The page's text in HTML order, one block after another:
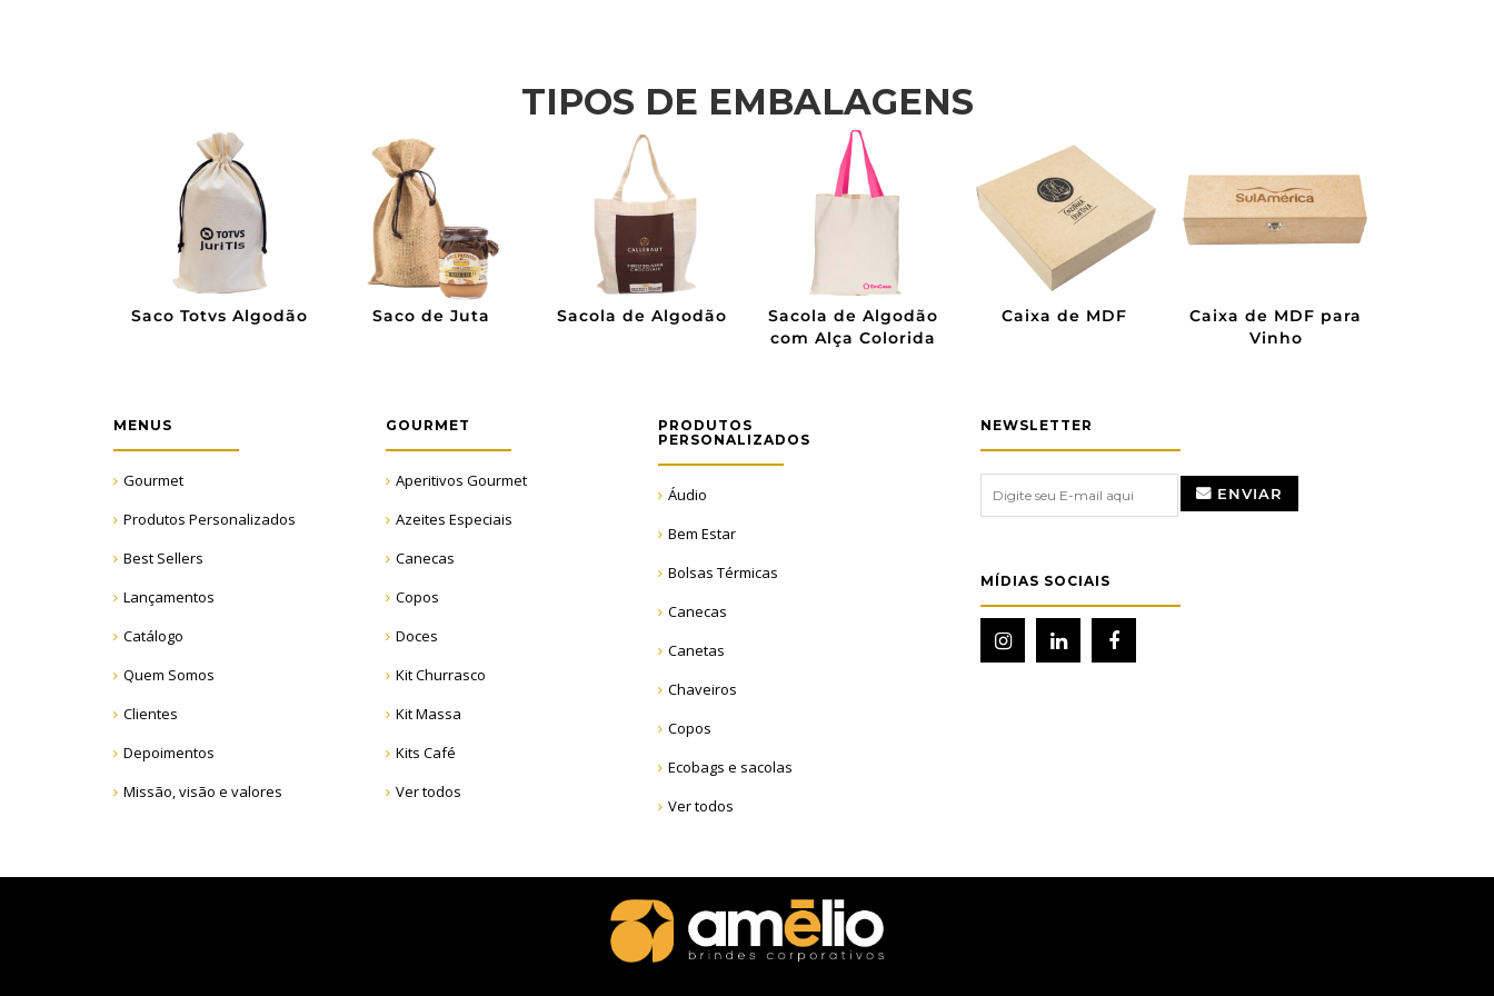
TIPOS DE EMBALAGENS
Caixa de MDF
Caixa de MDF para
Caixa de Pinus para
Caixa de Pinus Caixa de Pinus
Caixa de Madeira
Preta
MENUS
Gourmet
Produtos Personalizados
Best Sellers
Lançamentos
Catálogo
Quem Somos
Clientes
Depoimentos
Missão, visão e valores
GOURMET
Aperitivos Gourmet
Azeites Especiais
Canecas
Copos
Doces
Kit Churrasco
Kit Massa
Kits Café
Ver todos
PRODUTOS
PERSONALIZADOS
Áudio
Bem Estar
Bolsas Térmicas
Canecas
Canetas
Chaveiros
Copos
Ecobags e sacolas
Ver todos
NEWSLETTER
ENVIAR
MÍDIAS SOCIAIS